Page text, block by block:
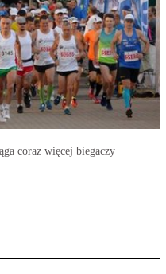
coraz więcej biegaczy